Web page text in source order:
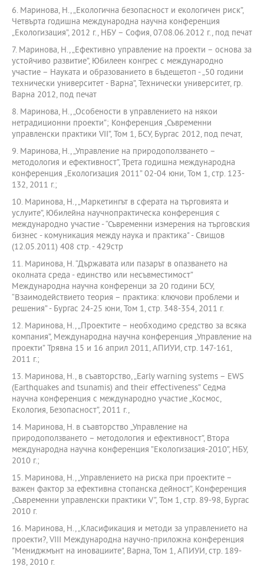
6. Маринова, Н., „Екологична безопасност и екологичен риск”,
Четвърта годишна международна научна конференция
„Екологизация”, 2012 г., НБУ – София, 07.08.06.2012 г., под печат
7. Маринова, Н., „Ефективно управление на проекти – основа за
устойчиво развитие”, Юбилеен конгрес с международно
участие – Науката и образованието в бъдещетоп - „50 години
технически университет - Варна”, Технически университет, гр.
Варна 2012, под печат
8. Маринова, Н., „Особености в управлението на някои
нетрадиционни проекти”; Конференция „Съвременни
управленски практики VII”, Том 1, БСУ, Бургас 2012, под печат,
9. Маринова, Н., „Управление на природоползването –
методология и ефективност”, Трета годишна международна
конференция „Екологизация 2011” 02-04 юни, Том 1, стр. 123-
132, 2011 г.;
10. Маринова, Н., „Маркетингът в сферата на търговията и
услуите”, Юбилейна научнопрактическа конференция с
международно участие - “Съвременни измерения на търговския
бизнес - комуникация между наука и практика" - Свищов
(12.05.2011) 408 стр. - 429стр
11. Маринова, Н. “Държавата или пазарът в опазването на
околната среда - единство или несъвместимост”
Международна научна конференци за 20 години БСУ,
“Взаимодействието теория – практика: ключови проблеми и
решения” - Бургас 24-25 юни, Том 1, стр. 348-354, 2011 г.
12. Маринова, Н., „Проектите – необходимо средство за всяка
компания”, Международна научна конференция „Управление на
проекти” Трявна 15 и 16 април 2011, АПИУИ, стр. 147-161,
2011 г.;
13. Маринова, Н., в съавторство, „Early warning systems – EWS
(Earthquakes and tsunamis) and their effectiveness” Седма
научна конференция с международно участие „Космос,
Екология, Безопасност”, 2011 г.,
14. Маринова, Н. в съавторство „Управление на
природоползването – методология и ефективност”, Втора
международна научна конференция ”Екологизация-2010”, НБУ,
2010 г.;
15. Маринова, Н., „Управлението на риска при проектите –
важен фактор за ефективна стопанска дейност”, Конференция
„Съвременни управленски практики V”, Том 1, стр. 89-98, Бургас
2010 г.
16. Маринова, Н., „Класификация и методи за управлението на
проекти?, VІІІ Международна научно-приложна конференция
"Мениджмънт на иновациите", Варна, Том 1, АПИУИ, стр. 189-
198, 2010 г.